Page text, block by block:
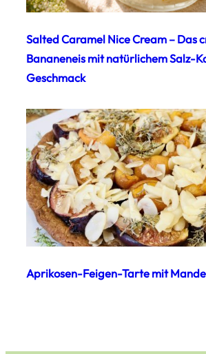
Salted Caramel Nice Cream – Das
Bananeneis mit natürlichem Salz-
Geschmack
Aprikosen-Feigen-Tarte mit